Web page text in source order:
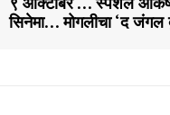
सिनेमा… मोगलीचा ‘द